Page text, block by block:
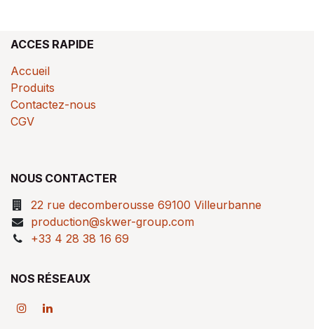
ACCES RAPIDE
Accueil
Produits
Contactez-nous
CGV
NOUS CONTACTER
22 rue decomberousse 69100 Villeurbanne
production@skwer-group.com
+33 4 28 38 16 69
NOS RÉSEAUX